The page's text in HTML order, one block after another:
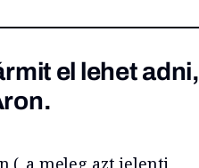
el lehet adni,
(„a meleg azt jelenti,